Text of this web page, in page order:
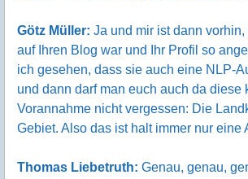
Götz Müller: Ja und mir ist dann
auf Ihren Blog war und Ihr Profil so
ich gesehen, dass sie auch eine NLP-
und dann darf man euch auch da diese
Vorannahme nicht vergessen: Die
Gebiet. Also das ist halt immer nur eine
Thomas Liebetruth: Genau, genau,